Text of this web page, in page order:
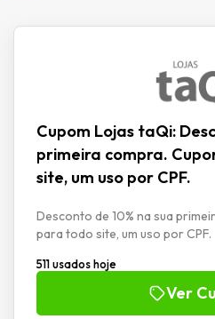
Cupom Lojas taQi:
primeira compra.
site, um uso por CPF.
Desconto de 10% na sua
para todo site, um uso por CPF.
511 usados hoje
Ver